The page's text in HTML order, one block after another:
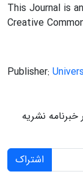
This Journal is
Creative
Publisher:
نشریه
اشتراک